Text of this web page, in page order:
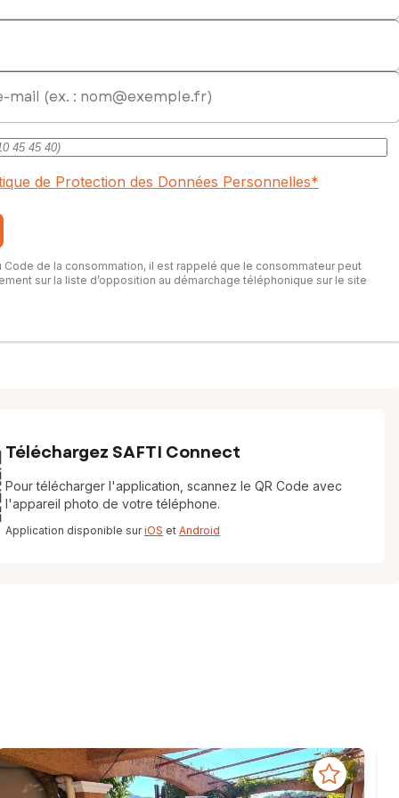
de Protection des Données Personnelles*
Code de la consommation, il est rappelé que le consommateur peut
sur la liste d’opposition au démarchage téléphonique sur le site
Téléchargez SAFTI Connect
Pour télécharger l'application, scannez le QR Code avec
l'appareil photo de votre téléphone.
Application disponible suriOS et Android